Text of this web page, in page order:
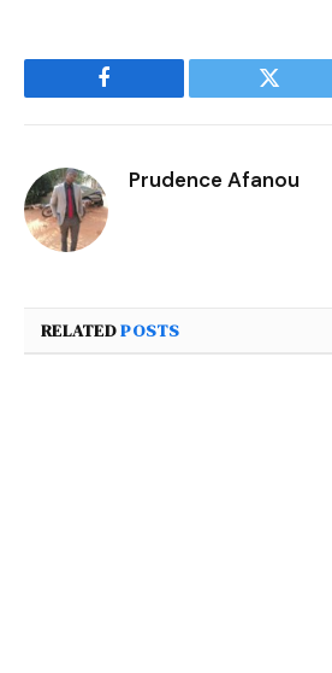
Facebook Twitter
Prudence Afanou
RELATEDPOSTS